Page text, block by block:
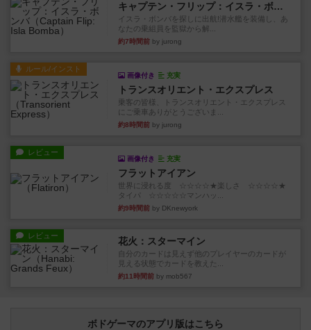
キャプテン・フリップ：イスラ・ボンバ
イスラ・ボンバを探しに出航!潜水艦を装備し、あ
なたの乗組員を監獄から解...
約7時間前 by jurong
ルール/インスト
画像付き 充実
トランスオリエント・エクスプレス
乗客の皆様、トランスオリエント・エクスプレス
にご乗車ありがとうございま...
約8時間前 by jurong
レビュー
画像付き 充実
フラットアイアン
世界に浸れる度 ☆☆☆☆★楽しさ ☆☆☆☆★
タイパ ☆☆☆☆☆マンハッ...
約9時間前 by DKnewyork
レビュー 花火：スターマイン
自分のカードは見えず他のプレイヤーのカードが
見える状態でカードを教えた...
約11時間前 by mob567
ボドゲーマのアプリ版はこちら